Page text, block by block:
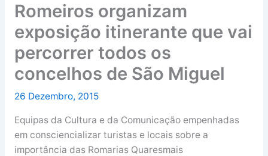
Romeiros organizam
exposição itinerante que vai
percorrer todos os
concelhos de São Miguel
26 Dezembro, 2015
Equipas da Cultura e da Comunicação empenhadas
em consciencializar turistas e locais sobre a
importância das Romarias Quaresmais